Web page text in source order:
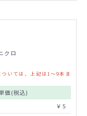
クロ
いては、上記は1～9本ま
価(税込)
￥5